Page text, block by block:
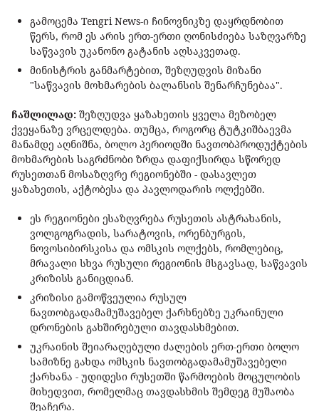
გამოცემა Tengri News-ი ჩინოვნიკზე დაყრდნობით
წერს, რომ ეს არის ერთ-ერთი ღონისძიება საზღვარზე
საწვავის უკანონო გატანის აღსაკვეთად.
მინისტრის განმარტებით, შეზღუდვის მიზანი
"საწვავის მოხმარების ბალანსის შენარჩუნებაა".
ჩაშლილად: შეზღუდვა ყაზახეთის ყველა მეზობელ
ქვეყანაზე ვრცელდება. თუმცა, როგორც ტუტკიშბაევმა
მანამდე აღნიშნა, ბოლო პერიოდში ნავთობპროდუქტების
მოხმარების საგრძნობი ზრდა დაფიქსირდა სწორედ
რუსეთთან მოსაზღვრე რეგიონებში - დასავლეთ
ყაზახეთის, აქტობესა და პავლოდარის ოლქებში.
ეს რეგიონები ესაზღვრება რუსეთის ასტრახანის,
ვოლგოგრადის, სარატოვის, ორენბურგის,
ნოვოსიბირსკისა და ომსკის ოლქებს, რომლებიც,
მრავალი სხვა რუსული რეგიონის მსგავსად, საწვავის
კრიზისს განიცდიან.
კრიზისი გამოწვეულია რუსულ
ნავთობგადამამუშავებელ ქარხნებზე უკრაინული
დრონების გახშირებული თავდასხმებით.
უკრაინის შეიარაღებული ძალების ერთ-ერთი ბოლო
სამიზნე გახდა ომსკის ნავთობგადამამუშავებელი
ქარხანა - უდიდესი რუსეთში წარმოების მოცულობის
მიხედვით, რომელმაც თავდასხმის შემდეგ მუშაობა
შეაჩერა.